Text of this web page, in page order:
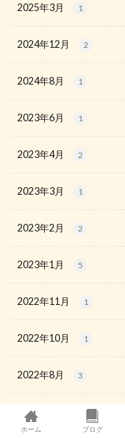
2025年3月 1
2024年12月 2
2024年8月 1
2023年6月 1
2023年4月 2
2023年3月 1
2023年2月 2
2023年1月 5
2022年11月 1
2022年10月 1
2022年8月 3
2022年6月
ホーム ブログ